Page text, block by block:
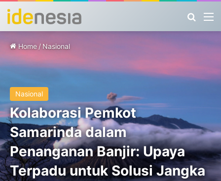
Home / Nasional
Nasional
Kolaborasi Pemkot
Samarinda dalam
Penanganan Banjir: Upaya
Terpadu untuk Solusi Jangka